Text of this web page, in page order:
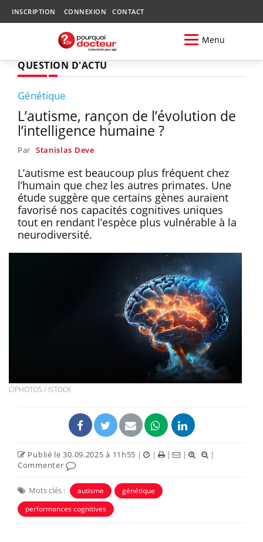
INSCRIPTION CONNEXION CONTACT
Menu
QUESTION D'ACTU
Génétique
L’autisme, rançon de l’évolution de
l’intelligence humaine ?
Par Stanislas Deve
L’autisme est beaucoup plus fréquent chez
l’humain que chez les autres primates. Une
étude suggère que certains gènes auraient
favorisé nos capacités cognitives uniques
tout en rendant l’espèce plus vulnérable à la
neurodiversité.
CIPHOTOS / ISTOCK
Publié le 30.09.2025 à 11h55 | | | |
|
Commenter
Mots clés : autisme
génétique
performances cognitives